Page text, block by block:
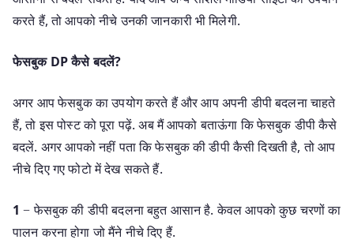
करते हैं, तो आपको नीचे उनकी जानकारी भी मिलेगी.
फेसबुक DP कैसे बदलें?
अगर आप फेसबुक का उपयोग करते हैं और आप अपनी डीपी बदलना चाहते
हैं, तो इस पोस्ट को पूरा पढ़ें. अब मैं आपको बताऊंगा कि फेसबुक डीपी कैसे
बदलें. अगर आपको नहीं पता कि फेसबुक की डीपी कैसी दिखती है, तो आप
नीचे दिए गए फोटो में देख सकते हैं.
1 − फेसबुक की डीपी बदलना बहुत आसान है. केवल आपको कुछ चरणों का
पालन करना होगा जो मैंने नीचे दिए हैं.